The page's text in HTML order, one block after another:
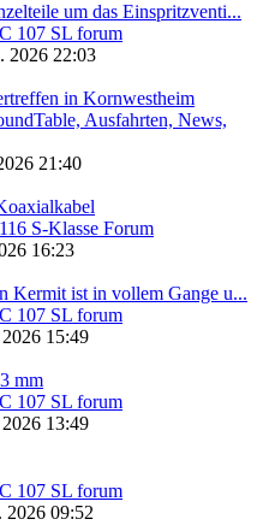
um das Einspritzventi...
107 SL forum
2026 22:03
in Kornwestheim
Ausfahrten, News,
21:40
S-Klasse Forum
16:23
Kermit ist in vollem Gange u...
107 SL forum
15:49
mm
107 SL forum
13:49
107 SL forum
2026 09:52